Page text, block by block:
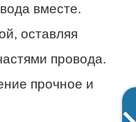
вместе.
оставляя
провода.
прочное и